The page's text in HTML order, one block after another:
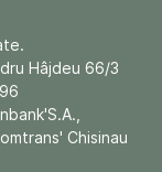
Hâjdeu 66/3
Chisinau